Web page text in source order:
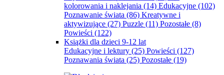
kolorowania i naklejania (14) Edukacyjne (102)
Poznawanie świata (86) Kreatywne i
aktywizujące (27) Puzzle (11) Pozostałe (8)
Powieści (122)
Książki dla dzieci 9-12 lat
Edukacyjne i lektury (25) Powieści (127)
Poznawania świata (25) Pozostałe (19)